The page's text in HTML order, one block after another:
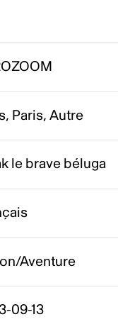
Paris, Autre
le brave béluga
Aventure
09-13